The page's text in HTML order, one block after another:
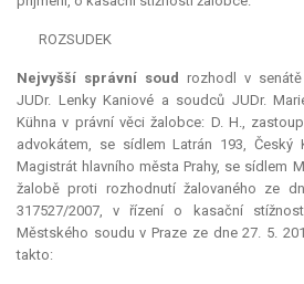
ROZSUDEK
Nejvyšší správní soud rozhodl v
JUDr. Lenky Kaniové a soudců JUDr.
Kühna v právní věci žalobce: D. H.,
advokátem, se sídlem Latrán 193, Český
Magistrát hlavního města Prahy, se sídlem
žalobě proti rozhodnutí žalovaného ze
317527/2007, v řízení o kasační
Městského soudu v Praze ze dne 27. 5.
takto: